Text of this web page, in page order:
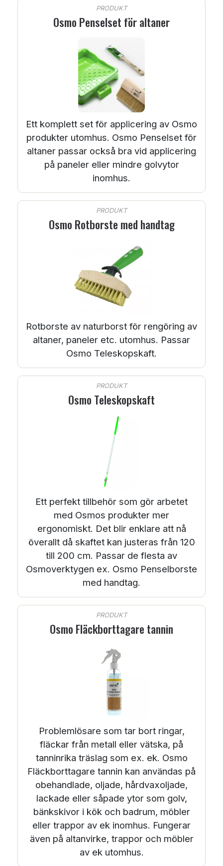
PRODUKT
Osmo Penselset för altaner
Ett komplett set för applicering av Osmo
produkter utomhus. Osmo Penselset för
altaner passar också bra vid applicering
på paneler eller mindre golvytor
inomhus.
PRODUKT
Osmo Rotborste med handtag
Rotborste av naturborst för rengöring av
altaner, paneler etc. utomhus. Passar
Osmo Teleskopskaft.
PRODUKT
Osmo Teleskopskaft
Ett perfekt tillbehör som gör arbetet
med Osmos produkter mer
ergonomiskt. Det blir enklare att nå
överallt då skaftet kan justeras från 120
till 200 cm. Passar de flesta av
Osmoverktygen ex. Osmo Penselborste
med handtag.
PRODUKT
Osmo Fläckborttagare tannin
Problemlösare som tar bort ringar,
fläckar från metall eller vätska, på
tanninrika träslag som ex. ek. Osmo
Fläckborttagare tannin kan användas på
obehandlade, oljade, hårdvaxoljade,
lackade eller såpade ytor som golv,
bänkskivor i kök och badrum, möbler
eller trappor av ek inomhus. Fungerar
även på altanvirke, trappor och möbler
av ek utomhus.